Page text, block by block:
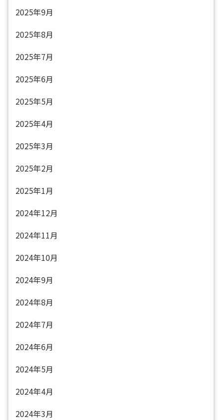
2025年9月
2025年8月
2025年7月
2025年6月
2025年5月
2025年4月
2025年3月
2025年2月
2025年1月
2024年12月
2024年11月
2024年10月
2024年9月
2024年8月
2024年7月
2024年6月
2024年5月
2024年4月
2024年3月